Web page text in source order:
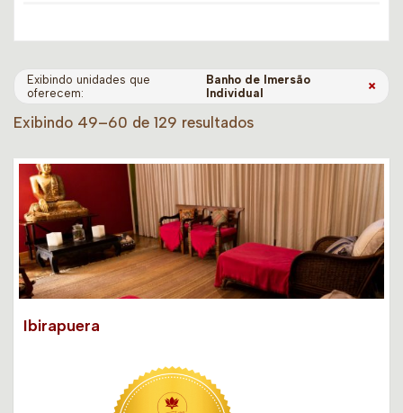
Exibindo unidades que
oferecem:
Banho de Imersão
Individual
×
Exibindo 49–60 de 129 resultados
Ibirapuera